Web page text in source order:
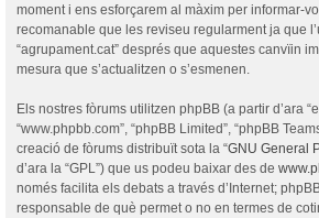
moment i ens esforçarem al màxim per informar-
recomanable que les reviseu regularment ja que
“agrupament.cat” després que aquestes canvïin
mesura que s’actualitzen o s’esmenen.
Els nostres fòrums utilitzen phpBB (a partir d’ara
“www.phpbb.com”, “phpBB Limited”, “phpBB
creació de fòrums distribuït sota la “GNU General
d’ara la “GPL”) que us podeu baixar des de
només facilita els debats a través d’Internet;
responsable de què permet o no en termes de